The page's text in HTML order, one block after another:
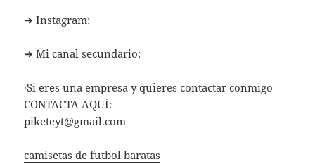
➜ Instagram:
➜ Mi canal secundario:
————————————————————————–
·Si eres una empresa y quieres contactar conmigo
CONTACTA AQUÍ:
piketeyt@gmail.com
camisetas de futbol baratas